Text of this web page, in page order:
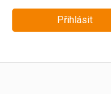
Přihlásit